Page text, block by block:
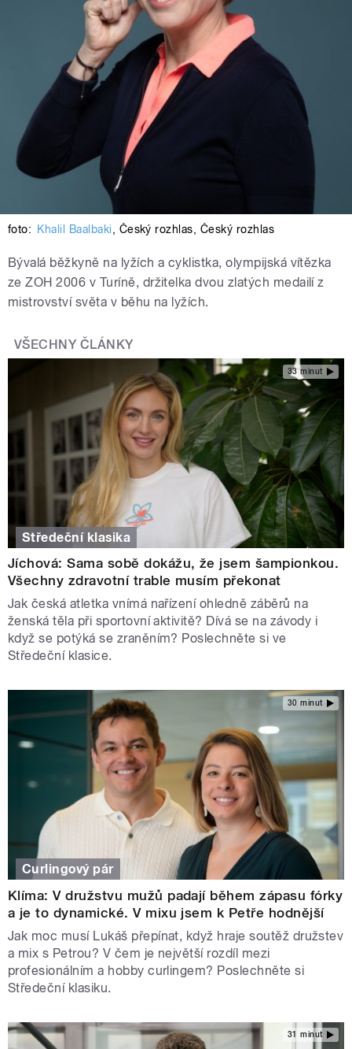
foto: Khalil Baalbaki, Český rozhlas, Český rozhlas
Bývalá běžkyně na lyžích a cyklistka, olympijská vítězka
ze ZOH 2006 v Turíně, držitelka dvou zlatých medailí z
mistrovství světa v běhu na lyžích.
VŠECHNY ČLÁNKY
33 minut
Středeční klasika
Jíchová: Sama sobě dokážu, že jsem šampionkou.
Všechny zdravotní trable musím překonat
Jak česká atletka vnímá nařízení ohledně záběrů na
ženská těla při sportovní aktivitě? Dívá se na závody i
když se potýká se zraněním? Poslechněte si ve
Středeční klasice.
30 minut
Curlingový pár
Klíma: V družstvu mužů padají během zápasu fórky
a je to dynamické. V mixu jsem k Petře hodnější
Jak moc musí Lukáš přepínat, když hraje soutěž družstev
a mix s Petrou? V čem je největší rozdíl mezi
profesionálním a hobby curlingem? Poslechněte si
Středeční klasiku.
31 minut